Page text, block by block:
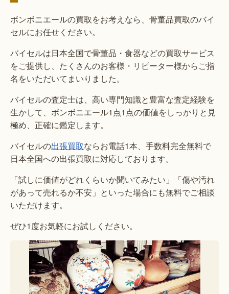
ボンボニエールの買取をお考えなら、骨董品買取のバイ
セルにお任せください。
バイセルは日本全国で骨董品・食器などの買取サービス
をご提供し、たくさんのお客様・リピーター様からご指
名をいただいてまいりました。
バイセルの査定士は、高い専門知識と豊富な査定経験を
生かして、ボンボニエール1点1点の価値をしっかりと見
極め、正確に鑑定します。
バイセルの出張買取ならお電話1本、手数料完全無料で
日本全国への出張買取に対応しております。
「試しに価値がどれくらいか聞いてみたい」「傷や汚れ
があって売れるか不安」といった場合にも無料でご相談
いただけます。
ぜひ1度お気軽にお試しください。